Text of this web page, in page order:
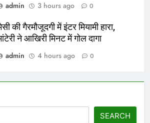
admin
3 hours ago 0
की गैरमौजूदगी में इंटर मियामी हारा,
ने आखिरी मिनट में गोल दागा
admin
4 hours ago 0
SEARCH